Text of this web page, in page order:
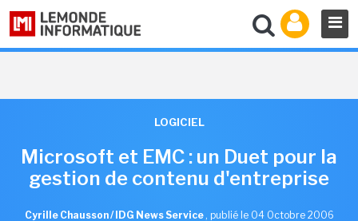
LOGICIEL
Microsoft et EMC : un Duet pour la
gestion de contenu d'entreprise
Cyrille Chausson / IDG News Service , publié le 04 Octobre 2006